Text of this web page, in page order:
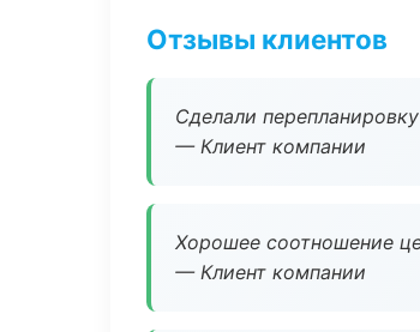
Отзывы клиентов
Сделали
— Клиент компании
Хорошее соотношение
— Клиент компании